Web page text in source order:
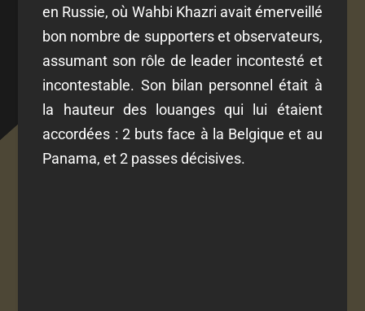
en Russie, où Wahbi Khazri avait émerveillé
bon nombre de supporters et observateurs,
assumant son rôle de leader incontesté et
incontestable. Son bilan personnel était à
la hauteur des louanges qui lui étaient
accordées : 2 buts face à la Belgique et au
Panama, et 2 passes décisives.